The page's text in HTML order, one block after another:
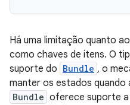
Há uma limitação quanto
como chaves de itens. O
suporte do Bundle , o
manter os estados quando
Bundle oferece suporte